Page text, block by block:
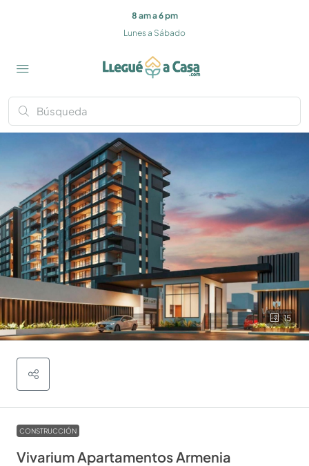
8 am a 6 pm
Lunes a Sábado
15
CONSTRUCCIÓN
Vivarium Apartamentos Armenia